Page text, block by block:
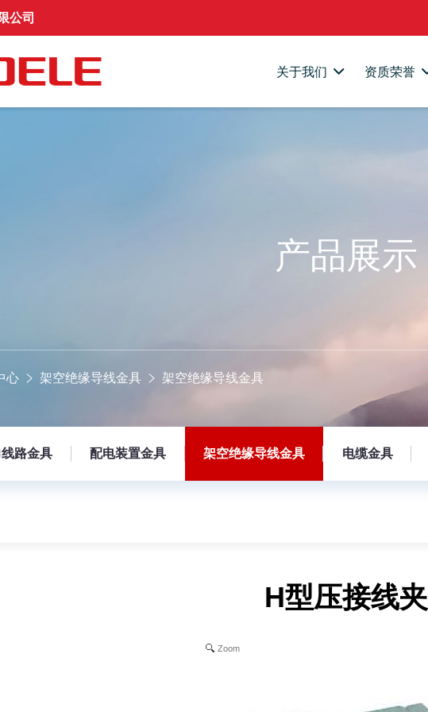
公司
关于我们 资质荣誉
产品展示
心 架空绝缘导线金具 架空绝缘导线金具
路金具 配电装置金具 架空绝缘导线金具 电缆金具
H型压接线夹
Zoom